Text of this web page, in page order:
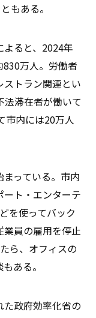
もある。
ると、2024年
万人。労働者
トラン関連とい
法滞在者が働いて
市内には20万人
っている。市内
ト・エンターテ
を使ってバック
員の雇用を停止
ら、オフィスの
ある。
政府効率化省の